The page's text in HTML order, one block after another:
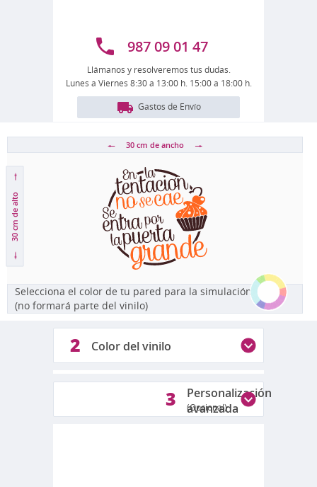
987 09 01 47
Llámanos y resolveremos tus dudas.
Lunes a Viernes 8:30 a 13:00 h. 15:00 a 18:00 h.
Gastos de Envío
30 cm de ancho
30 cm
de alto
Selecciona el color de tu pared para la simulación
(no formará parte del vinilo)
2 Color del vinilo
1 2
3
Personalización
avanzada
(Opcional)